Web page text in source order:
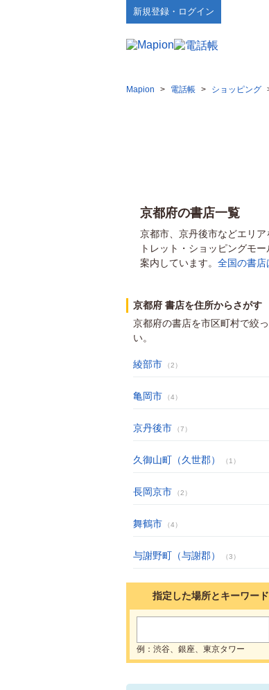
新規登録・ログイン
Mapion > 電話帳 > ショッピング
京都府の書店一覧
京都市、京丹後市などエリ
トレット・ショッピングモ
案内しています。 全国の書店
京都府 書店を住所からさがす
京都府の書店を市区町村で絞
い。
綾部市 （2）
亀岡市 （4）
京丹後市 （7）
久御山町（久世郡） （1）
長岡京市 （2）
舞鶴市 （4）
与謝野町（与謝郡） （3）
指定した場所とキーワー
例：渋谷、銀座、東京タワー